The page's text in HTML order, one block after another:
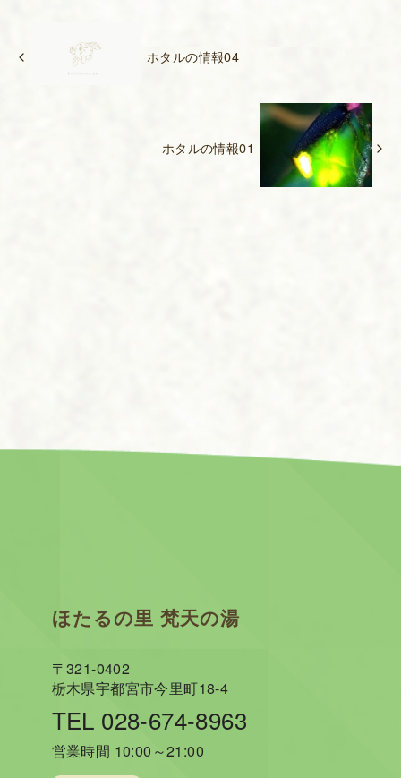
ホタルの情報04
ホタルの情報01
ほたるの里 梵天の湯
〒321-0402
栃木県宇都宮市今里町18-4
TEL 028-674-8963
営業時間 10:00～21:00